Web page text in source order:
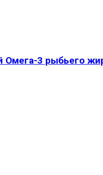
Омега-3 рыбьего